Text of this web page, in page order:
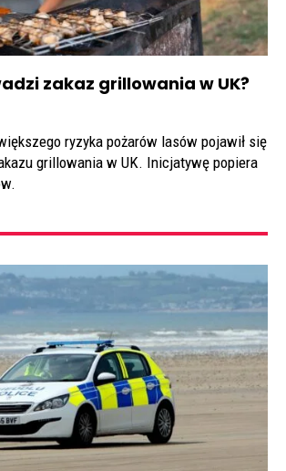
zakaz grillowania w UK?
ryzyka pożarów lasów pojawił się
grillowania w UK. Inicjatywę popiera